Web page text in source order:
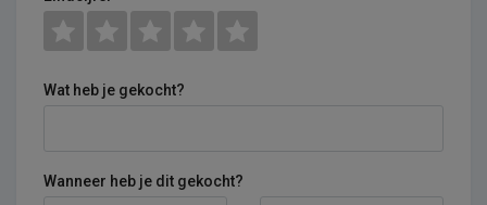
Wat heb je gekocht?
Wanneer heb je dit gekocht?